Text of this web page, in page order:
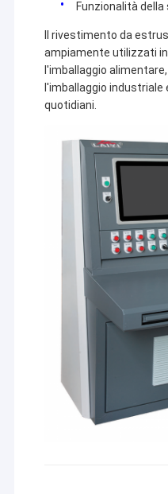
Funzionalità
Il rivestimento da
ampiamente utilizzati
l'imballaggio
l'imballaggio industriale
quotidiani.